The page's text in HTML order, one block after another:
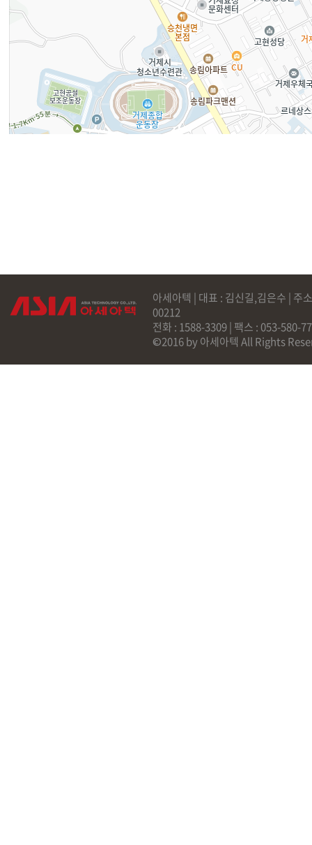
아세아텍 | 대표 : 김신길,김은수 | 주
00212
전화 : 1588-3309 | 팩스 : 053-580-
©2016 by 아세아텍 All Rights